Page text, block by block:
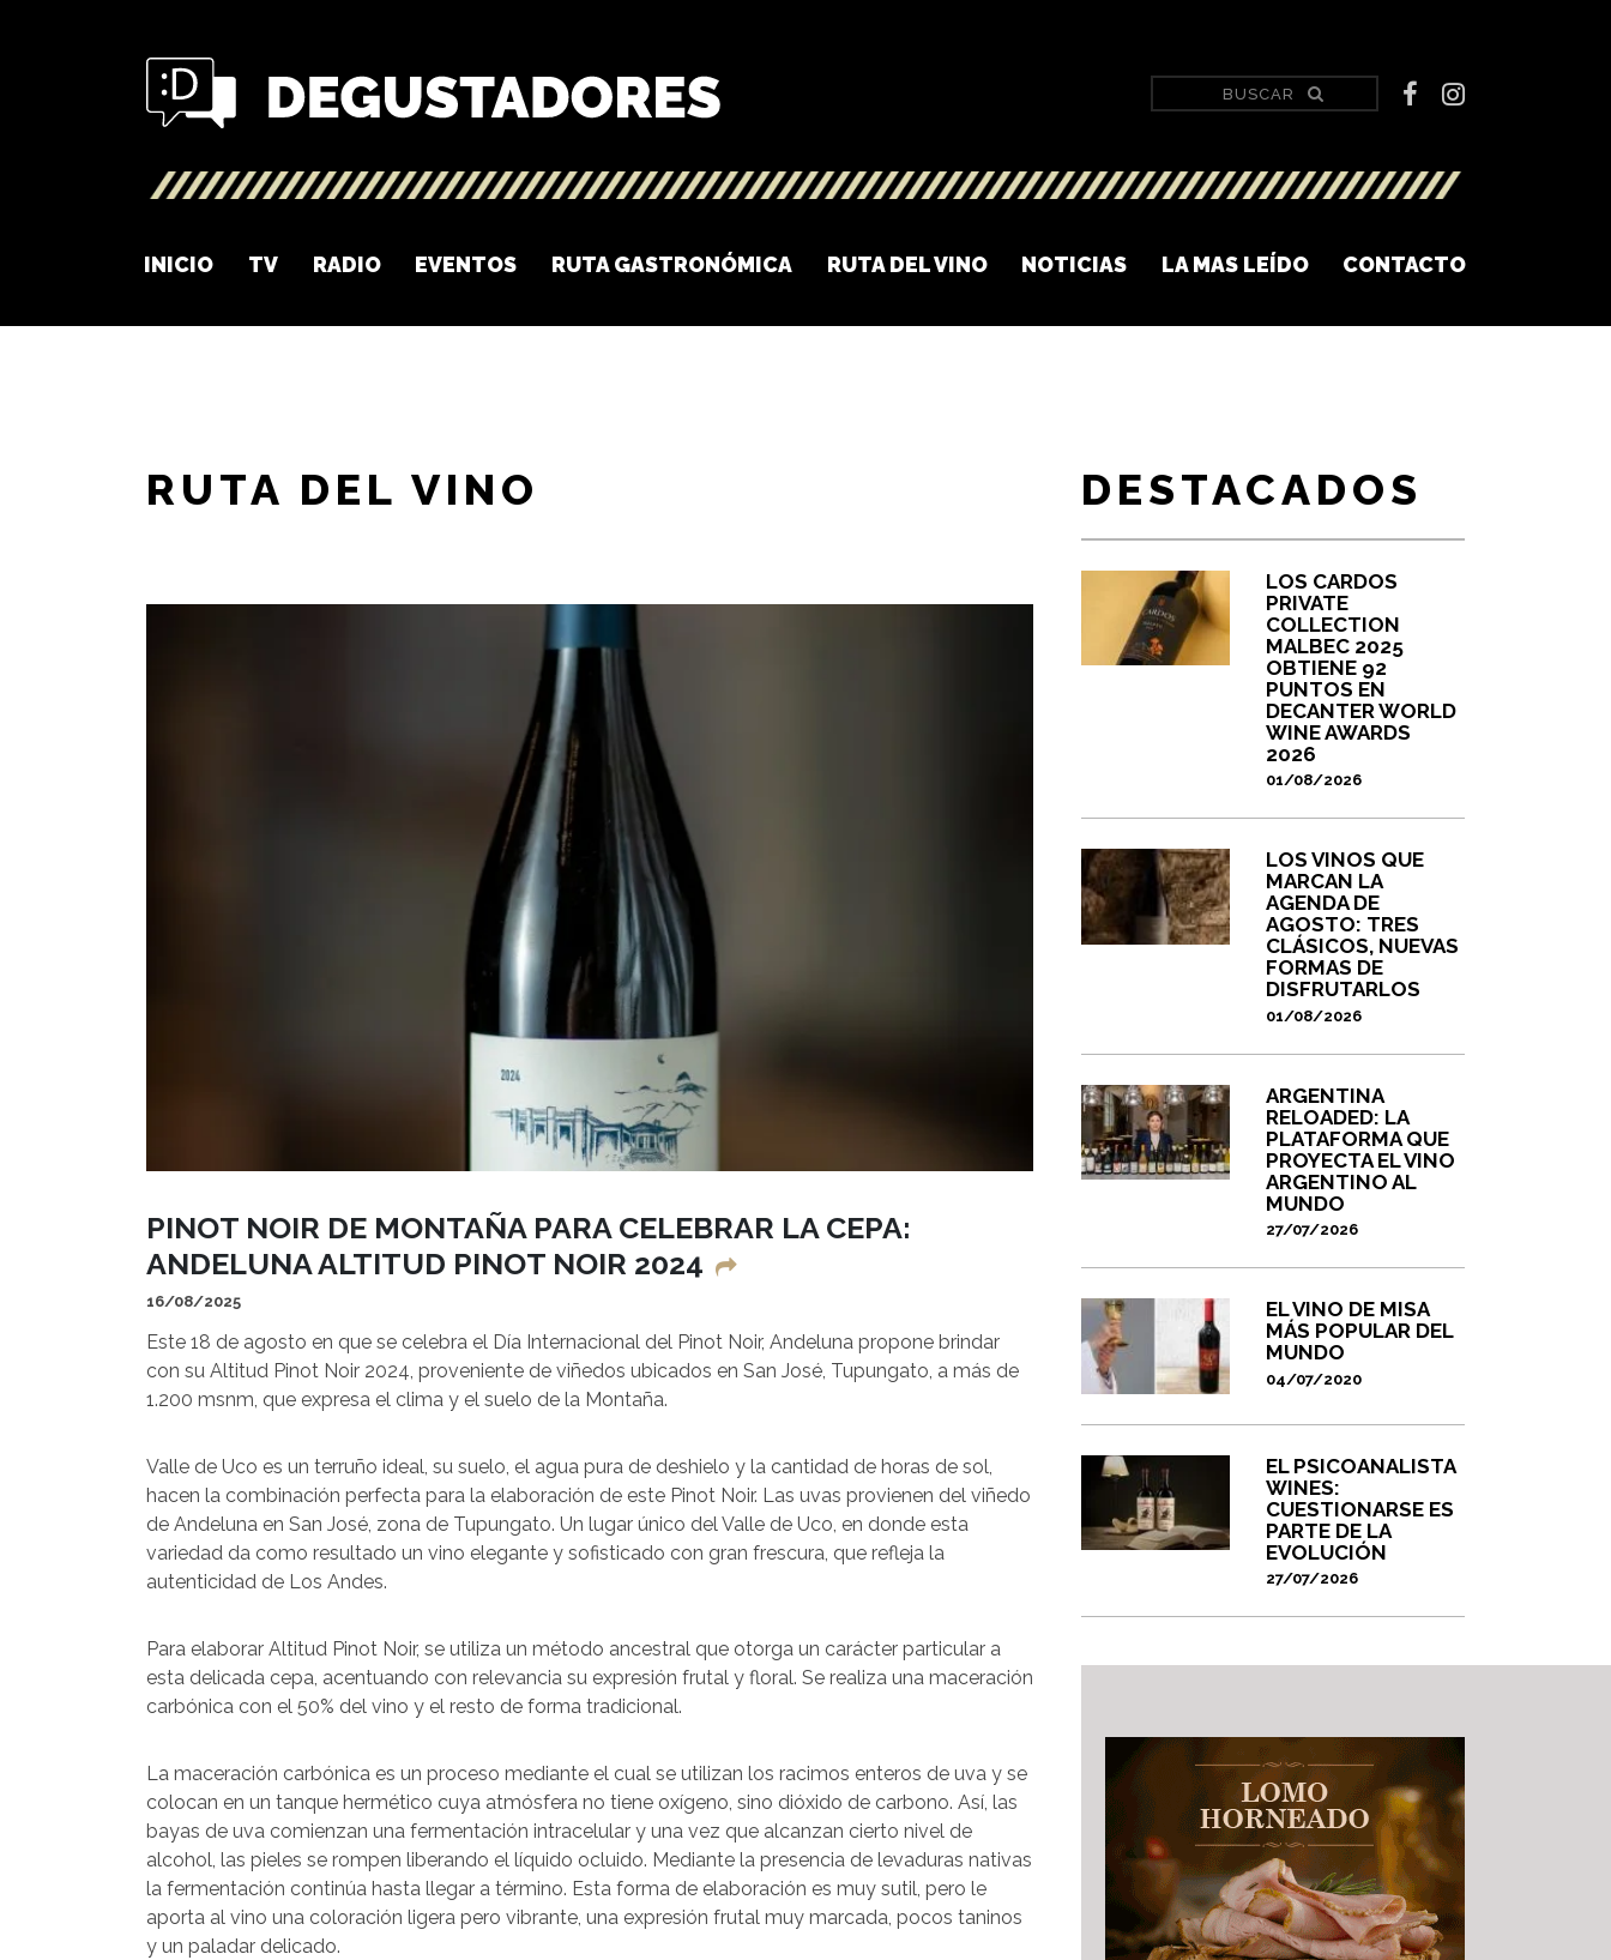
INICIO TV RADIO EVENTOS RUTA GASTRONÓMICA RUTA DEL VINO NOTICIAS LA MAS LEÍDO CONTACTO
RUTA DEL VINO
PINOT NOIR DE MONTAÑA PARA CELEBRAR LA CEPA:
ANDELUNA ALTITUD PINOT NOIR 2024
16/08/2025
Este 18 de agosto en que se celebra el Día Internacional del Pinot Noir, Andeluna propone brindar
con su Altitud Pinot Noir 2024, proveniente de viñedos ubicados en San José, Tupungato, a más de
1.200 msnm, que expresa el clima y el suelo de la Montaña.
Valle de Uco es un terruño ideal, su suelo, el agua pura de deshielo y la cantidad de horas de sol,
hacen la combinación perfecta para la elaboración de este Pinot Noir. Las uvas provienen del viñedo
de Andeluna en San José, zona de Tupungato. Un lugar único del Valle de Uco, en donde esta
variedad da como resultado un vino elegante y sofisticado con gran frescura, que refleja la
autenticidad de Los Andes.
Para elaborar Altitud Pinot Noir, se utiliza un método ancestral que otorga un carácter particular a
esta delicada cepa, acentuando con relevancia su expresión frutal y floral. Se realiza una maceración
carbónica con el 50% del vino y el resto de forma tradicional.
La maceración carbónica es un proceso mediante el cual se utilizan los racimos enteros de uva y se
colocan en un tanque hermético cuya atmósfera no tiene oxígeno, sino dióxido de carbono. Así, las
bayas de uva comienzan una fermentación intracelular y una vez que alcanzan cierto nivel de
alcohol, las pieles se rompen liberando el líquido ocluido. Mediante la presencia de levaduras nativas
la fermentación continúa hasta llegar a término. Esta forma de elaboración es muy sutil, pero le
aporta al vino una coloración ligera pero vibrante, una expresión frutal muy marcada, pocos taninos
y un paladar delicado.
DESTACADOS
LOS CARDOS
PRIVATE
COLLECTION
MALBEC 2025
OBTIENE 92
PUNTOS EN
DECANTER WORLD
WINE AWARDS
2026
01/08/2026
LOS VINOS QUE
MARCAN LA
AGENDA DE
AGOSTO: TRES
CLÁSICOS, NUEVAS
FORMAS DE
DISFRUTARLOS
01/08/2026
ARGENTINA
RELOADED: LA
PLATAFORMA QUE
PROYECTA EL VINO
ARGENTINO AL
MUNDO
27/07/2026
EL VINO DE MISA
MÁS POPULAR DEL
MUNDO
04/07/2020
EL PSICOANALISTA
WINES:
CUESTIONARSE ES
PARTE DE LA
EVOLUCIÓN
27/07/2026